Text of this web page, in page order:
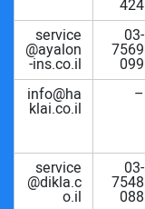
424
03-
7569
099
service
@ayalon
-ins.co.il
–
info@ha
klai.co.il
03-
7548
088
service
@dikla.c
o.il